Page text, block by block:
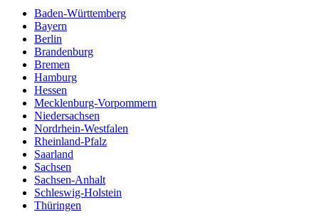
Baden-Württemberg
Bayern
Berlin
Brandenburg
Bremen
Hamburg
Hessen
Mecklenburg-Vorpommern
Niedersachsen
Nordrhein-Westfalen
Rheinland-Pfalz
Saarland
Sachsen
Sachsen-Anhalt
Schleswig-Holstein
Thüringen